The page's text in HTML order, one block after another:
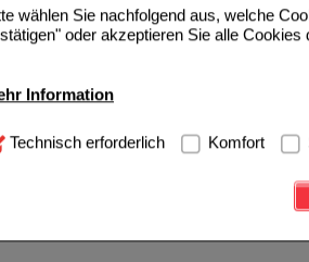
wählen Sie nachfolgend aus, welche
oder akzeptieren Sie alle Cookies
Information
Notwendig: Hierbei handelt es
sind (z.B. Navigation, Warenkorb,
Diese Cookies werden genutzt um
für die Wiedererkennung des
anzuzeigen und unser
Technisch erforderlich Komfort